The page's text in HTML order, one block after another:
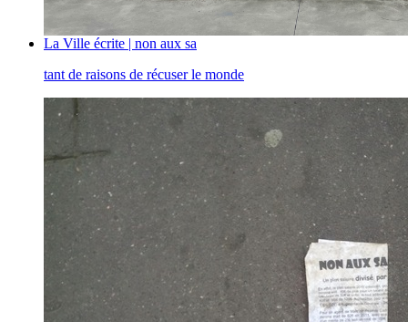
La Ville écrite | non aux sa
tant de raisons de récuser le monde